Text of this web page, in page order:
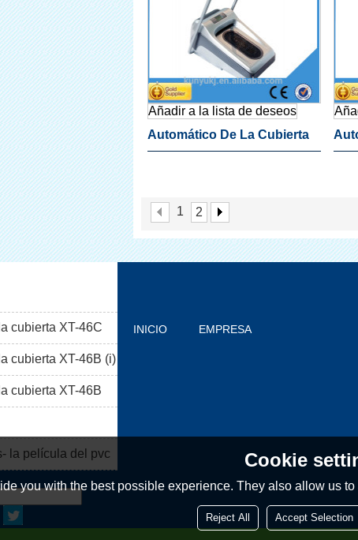
Añadir a la lista de deseos
Automático De La Cubierta
1 2
cubierta XT-46C
cubierta XT-46B (i)
cubierta XT-46B
la película del pvc
INICIO EMPRESA
Cookie
you with the best possible experience. They also allow us
Reject All Accept Selection